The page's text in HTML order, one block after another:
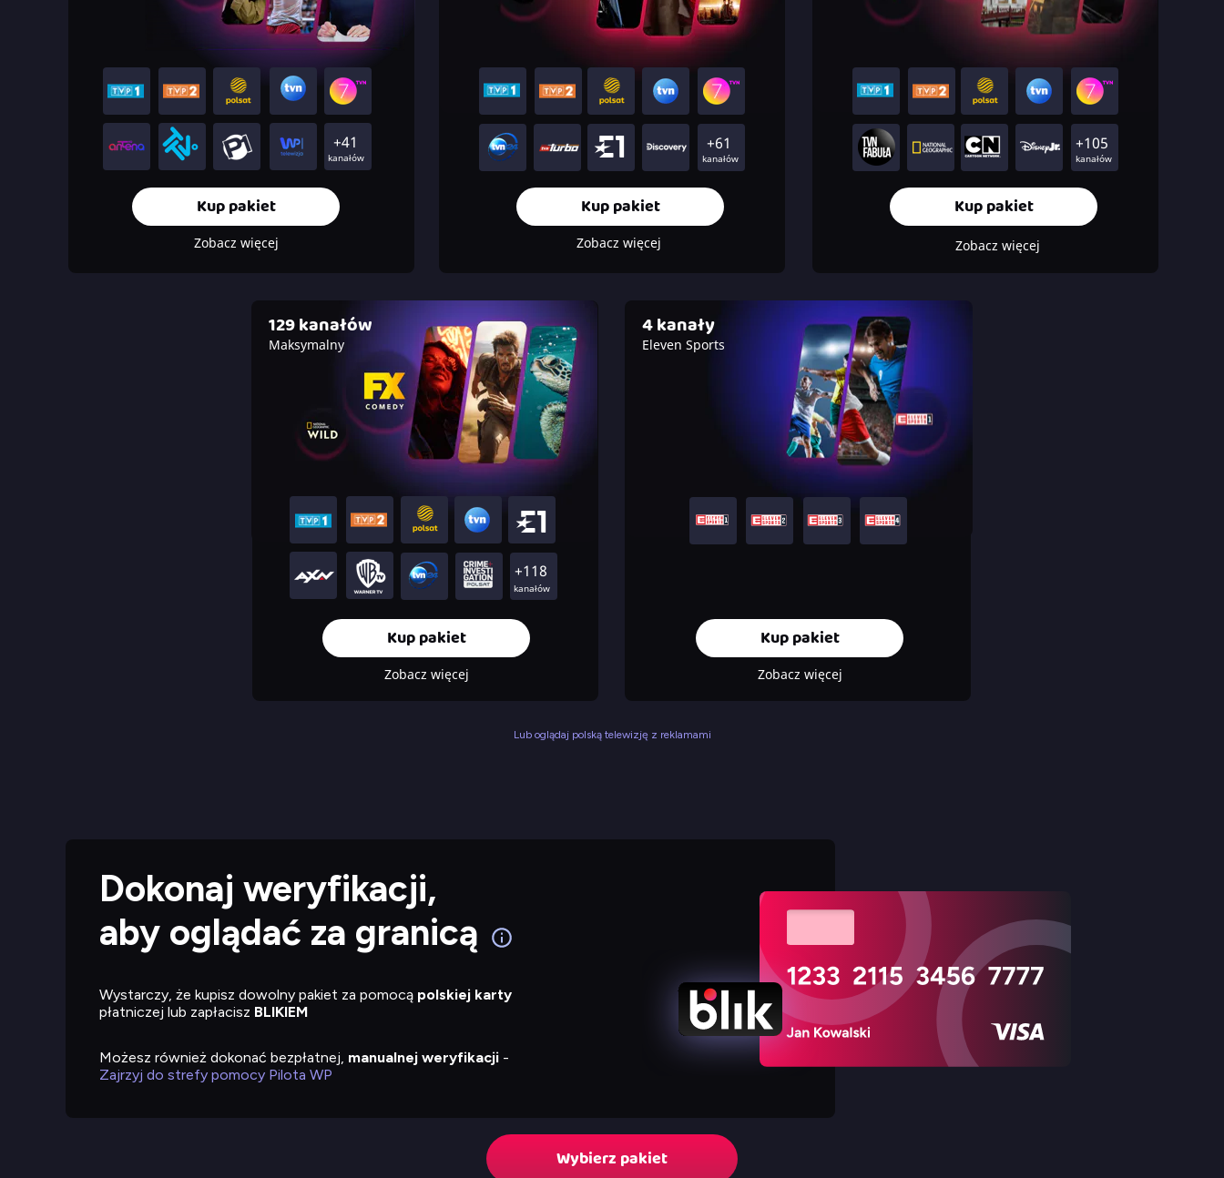
+41
kanałów
Kup pakiet
Zobacz więcej
+61
kanałów
Kup pakiet
Zobacz więcej
+105
kanałów
Kup pakiet
Zobacz więcej
129 kanałów
Maksymalny
+118
kanałów
Kup pakiet
Zobacz więcej
4 kanały
Eleven Sports
Kup pakiet
Zobacz więcej
Lub oglądaj polską telewizję z reklamami
Dokonaj weryfikacji,
aby oglądać za granicą
Wystarczy, że kupisz dowolny pakiet za pomocą polskiej karty
płatniczej lub zapłacisz BLIKIEM
Możesz również dokonać bezpłatnej, manualnej weryfikacji -
Zajrzyj do strefy pomocy Pilota WP
Wybierz pakiet